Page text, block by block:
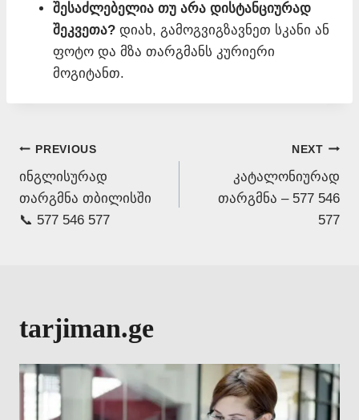
შესაძლებელია თუ არა დისტანციურად
შეკვეთა? დიახ, გამოგვიგზავნეთ სკანი ან
ფოტო და მზა თარგმანს კურიერი
მოგიტანთ.
Post
navigation
PREVIOUS
ინგლისურად
თარგმნა თბილისში
📞 577 546 577
NEXT
კატალონიურად
თარგმნა – 577 546
577
tarjiman.ge